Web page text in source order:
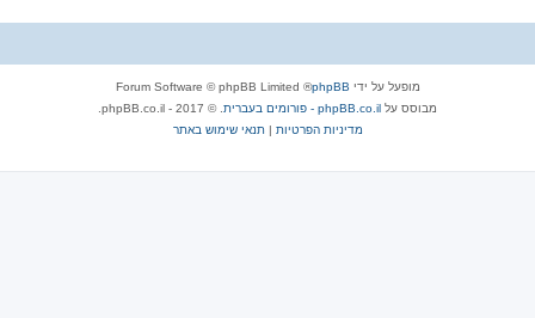
מופעל על ידי phpBB
® Forum Software © phpBB Limited
מבוסס על phpBB.co.il - פורומים בעברית
. © 2017 - phpBB.co.il.
מדיניות הפרטיות |תנאי שימוש באתר